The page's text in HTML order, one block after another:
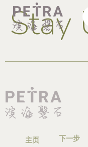
Stay
主页
下一步